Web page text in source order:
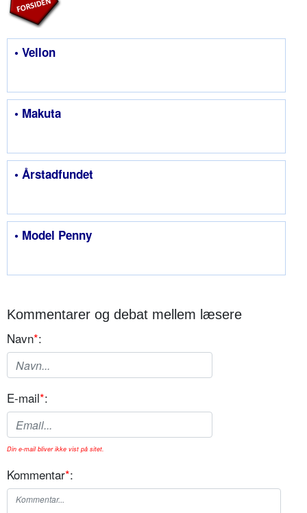
• Vellon
• Makuta
• Årstadfundet
• Model Penny
Kommentarer og debat mellem læsere
Navn*:
E-mail*:
Din e-mail bliver ikke vist på sitet.
Kommentar*: